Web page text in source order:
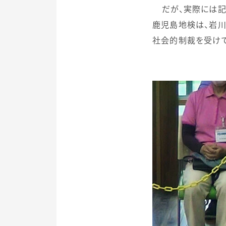
だが、実際には
鹿児島地検は、岩
社会的制裁を受け